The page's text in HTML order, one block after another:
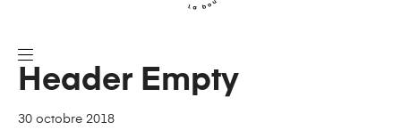
Header Empty
30 octobre 2018